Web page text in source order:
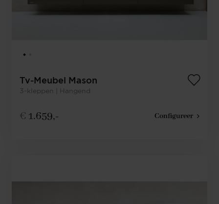
Tv-Meubel Mason
3-kleppen | Hangend
€ 1.659,- Configureer